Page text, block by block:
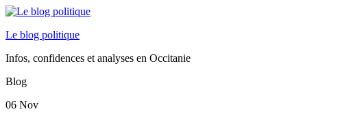
Le blog politique
Infos, confidences et analyses en Occitanie
Blog
06 Nov